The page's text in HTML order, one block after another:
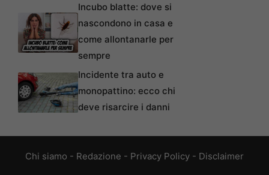
Incubo blatte: dove si
nascondono in casa e
come allontanarle per
sempre
Incidente tra auto e
monopattino: ecco chi
deve risarcire i danni
Chi siamo - Redazione - Privacy Policy - Disclaimer